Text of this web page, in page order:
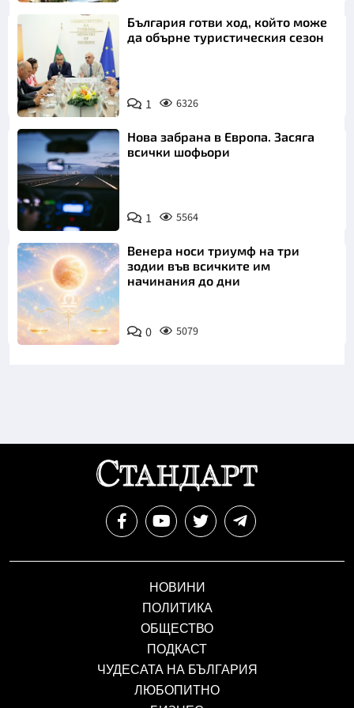
България готви ход, който може
да обърне туристическия сезон
1 6326
Нова забрана в Европа. Засяга
всички шофьори
1 5564
Венера носи триумф на три
зодии във всичките им
начинания до дни
0 5079
НОВИНИ
ПОЛИТИКА
ОБЩЕСТВО
ПОДКАСТ
ЧУДЕСАТА НА БЪЛГАРИЯ
ЛЮБОПИТНО